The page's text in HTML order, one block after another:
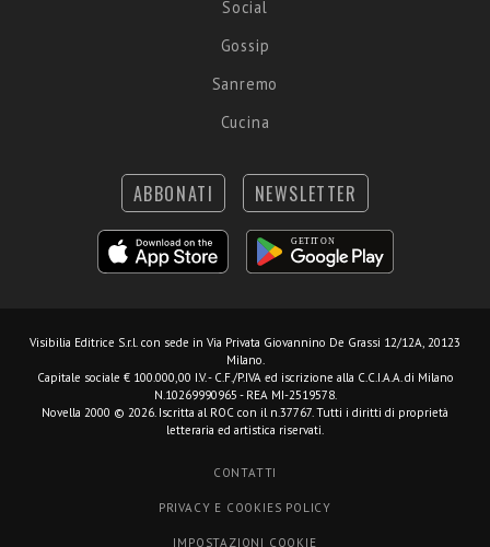
Social
Gossip
Sanremo
Cucina
ABBONATI NEWSLETTER
Visibilia Editrice S.r.l. con sede in Via Privata Giovannino De Grassi 12/12A, 20123
Milano.
Capitale sociale € 100.000,00 I.V. - C.F./P.IVA ed iscrizione alla C.C.I.A.A. di Milano
N.10269990965 - REA MI-2519578.
Novella 2000 © 2026. Iscritta al ROC con il n.37767. Tutti i diritti di proprietà
letteraria ed artistica riservati.
CONTATTI
PRIVACY E COOKIES POLICY
IMPOSTAZIONI COOKIE